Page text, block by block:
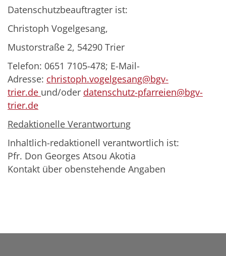
Datenschutzbeauftragter ist:
Christoph Vogelgesang,
Mustorstraße 2, 54290 Trier
Telefon: 0651 7105-478; E-Mail-
Adresse: christoph.vogelgesang@bgv-
trier.de und/oder datenschutz-pfarreien@bgv-
trier.de
Redaktionelle Verantwortung
Inhaltlich-redaktionell verantwortlich ist:
Pfr. Don Georges Atsou Akotia
Kontakt über obenstehende Angaben